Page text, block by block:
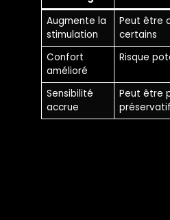
Augmente la
stimulation
Peut être
certains
Confort
amélioré
Risque
Sensibilité
accrue
Peut être